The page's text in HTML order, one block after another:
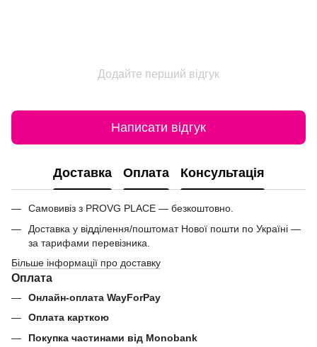
Додайте перший відгук
Написати відгук
Доставка Оплата Консультація
Самовивіз з PROVG PLACE — безкоштовно.
Доставка у відділення/поштомат Нової пошти по Україні —
за тарифами перевізника.
Більше інформації про доставку
Оплата
Онлайн-оплата WayForPay
Оплата карткою
Покупка частинами від Monobank